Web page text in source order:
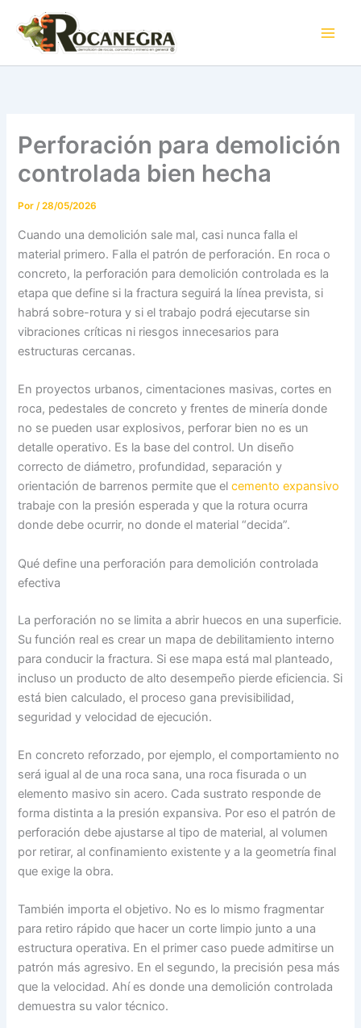
contenido
Perforación para demolición
controlada bien hecha
Por/28/05/2026
Cuando una demolición sale mal, casi nunca falla el
material primero. Falla el patrón de perforación. En roca o
concreto, la perforación para demolición controlada es la
etapa que define si la fractura seguirá la línea prevista, si
habrá sobre-rotura y si el trabajo podrá ejecutarse sin
vibraciones críticas ni riesgos innecesarios para
estructuras cercanas.
En proyectos urbanos, cimentaciones masivas, cortes en
roca, pedestales de concreto y frentes de minería donde
no se pueden usar explosivos, perforar bien no es un
detalle operativo. Es la base del control. Un diseño
correcto de diámetro, profundidad, separación y
orientación de barrenos permite que elcemento expansivo
trabaje con la presión esperada y que la rotura ocurra
donde debe ocurrir, no donde el material “decida”.
Qué define una perforación para demolición controlada
efectiva
La perforación no se limita a abrir huecos en una superficie.
Su función real es crear un mapa de debilitamiento interno
para conducir la fractura. Si ese mapa está mal planteado,
incluso un producto de alto desempeño pierde eficiencia. Si
está bien calculado, el proceso gana previsibilidad,
seguridad y velocidad de ejecución.
En concreto reforzado, por ejemplo, el comportamiento no
será igual al de una roca sana, una roca fisurada o un
elemento masivo sin acero. Cada sustrato responde de
forma distinta a la presión expansiva. Por eso el patrón de
perforación debe ajustarse al tipo de material, al volumen
por retirar, al confinamiento existente y a la geometría final
que exige la obra.
También importa el objetivo. No es lo mismo fragmentar
para retiro rápido que hacer un corte limpio junto a una
estructura operativa. En el primer caso puede admitirse un
patrón más agresivo. En el segundo, la precisión pesa más
que la velocidad. Ahí es donde una demolición controlada
demuestra su valor técnico.